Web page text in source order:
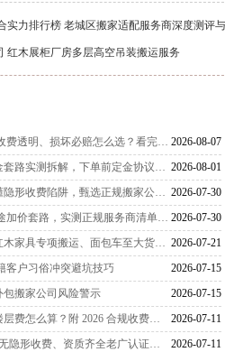
实力排行榜 老城区搬家适配服务商深度测评
红木展柜厂房多层高空吊装搬运服务
2026-08-07
广州靠谱搬家公司推荐：2026 年收费透明、损坏必赔怎么选？看完这篇不踩坑
2026-08-01
广州搬家公司联系电话汇总！定金套路实测拆解，下单前定金协议核心条款注意事项
2026-07-30
在广州搬家别被低价套路坑！看懂隐形收费陷阱，甄选正规搬家公司，厚道搬家提供透明搬迁服务
2026-07-30
2026 广州搬家避坑指南：警惕中途加价套路，实测正规服务商清单，居民 & 企业搬家实用参考
2026-07-21
广州搬家公司各区统一报价表，红木家具专项搬运、面包车至大货车全车型收费标准
2026-07-15
客户习俗冲突避坑技巧
2026-07-15
搬家公司风险警示
2026-07-11
广州搬家公司隐形收费大盘点：楼层费怎么算？附 2026 合规收费标准避坑指南
2026-07-11
2026 广州正规搬家公司筛选攻略 无隐形收费、资质齐全老广认证服务商推荐